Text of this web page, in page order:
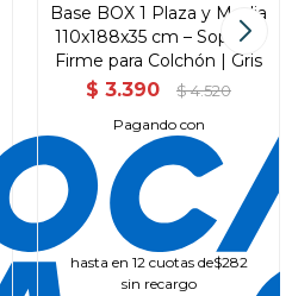
Base BOX 1 Plaza y Media
110x188x35 cm – Soporte
Firme para Colchón | Gris
$ 3.390 $ 4.520
Pagando con
hasta en 12 cuotas de$282
sin recargo